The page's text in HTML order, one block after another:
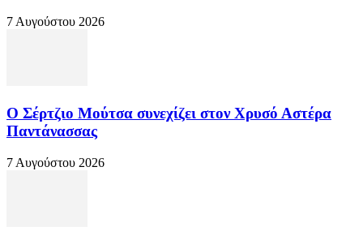
7 Αυγούστου 2026
Ο Σέρτζιο Μούτσα συνεχίζει στον Χρυσό Αστέρα
Παντάνασσας
7 Αυγούστου 2026